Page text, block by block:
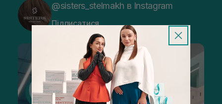
@sisters_stelmakh в Instagram
Підписатися